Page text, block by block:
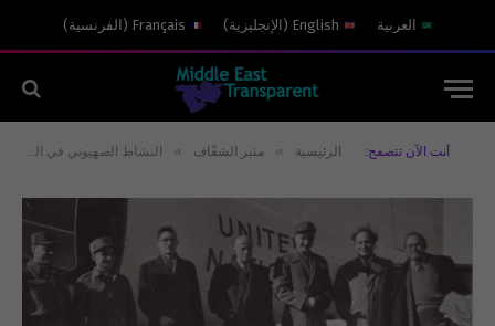
العربية English
( الإنجليزية)
Français
( الفرنسية)
أنت الآن تتصفح: الرئيسية » منبر الشفّاف » النشاط الصهيوني في الشام